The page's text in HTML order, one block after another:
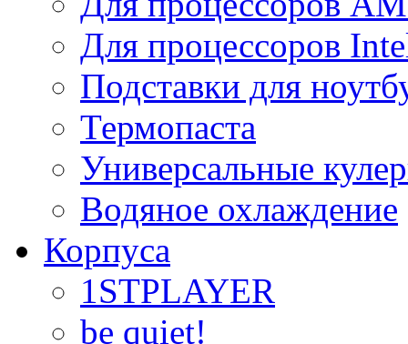
Для процессоров
Подставки для
Термопаста
Универсальные
Водяное охлаждение
Корпуса
1STPLAYER
be quiet!